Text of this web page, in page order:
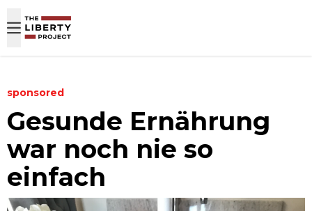
sponsored
Gesunde Ernährung
war noch nie so
einfach